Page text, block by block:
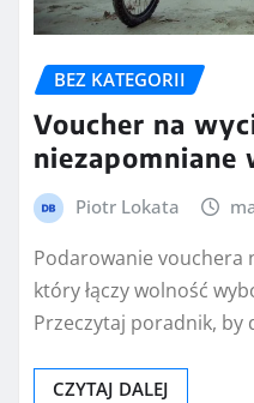
BEZ KATEGORII
Voucher na
niezapomniane
Piotr Lokata
Podarowanie vouchera
który łączy wolność
Przeczytaj poradnik, by
CZYTAJ DALEJ